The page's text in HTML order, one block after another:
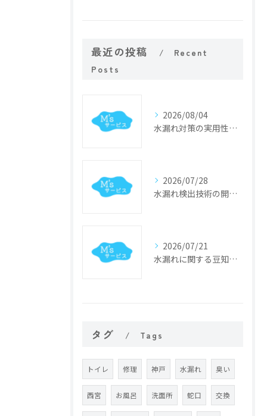
最近の投稿
Recent
Posts
2026/08/04
水漏れ対策の実用性試験で早期発見と原因特定を実現する具体的な検証手順ガイド
2026/07/28
水漏れ検出技術の開発で実現する兵庫県神戸市の最先端インフラDX事例
2026/07/21
水漏れに関する豆知識で日々のトラブル予防と応急対処のコツを分かりやすく解説
タグ Tags
トイレ 修理 神戸 水漏れ 臭い
西宮 お風呂 洗面所 蛇口 交換